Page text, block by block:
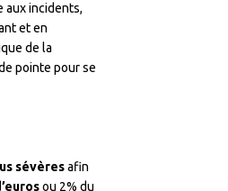
aux incidents,
et en
de la
pointe pour se
sévèresafin
ou 2% du